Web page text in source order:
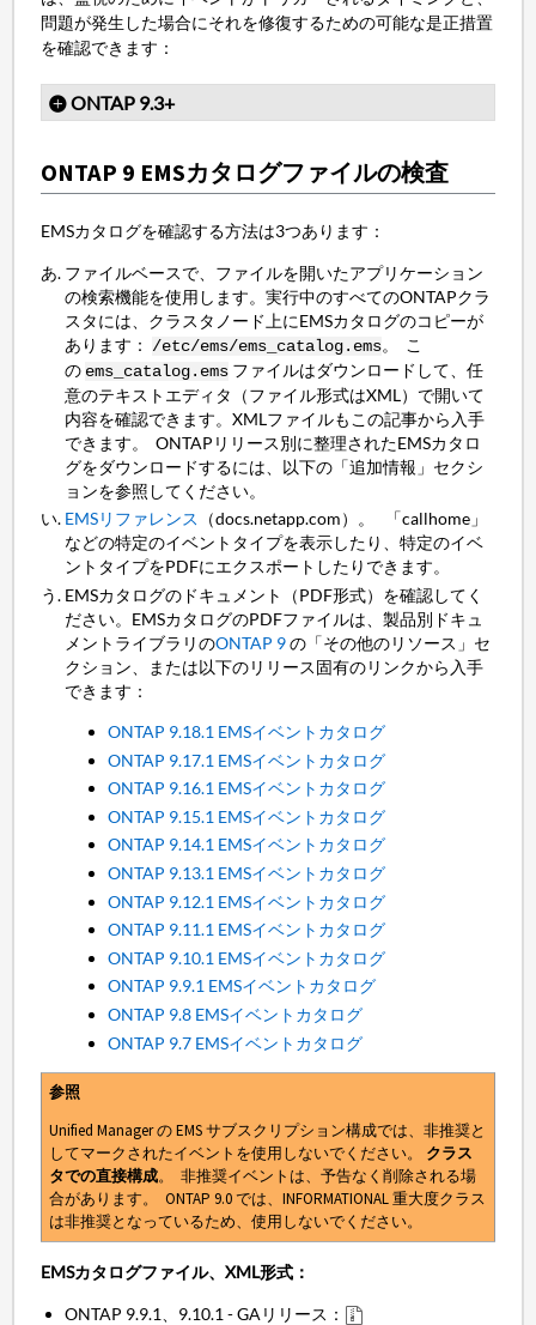
問題が発生した場合にそれを修復するための可能な是正措置
を確認できます：
ONTAP 9.3+
ONTAP 9 EMSカタログファイルの検査
EMSカタログを確認する方法は3つあります：
ファイルベースで、ファイルを開いたアプリケーション
の検索機能を使用します。実行中のすべてのONTAPクラ
スタには、クラスタノード上にEMSカタログのコピーが
あります： /etc/ems/ems_catalog.ems。 こ
の ems_catalog.ems ファイルはダウンロードして、任
意のテキストエディタ（ファイル形式はXML）で開いて
内容を確認できます。XMLファイルもこの記事から入手
できます。 ONTAPリリース別に整理されたEMSカタロ
グをダウンロードするには、以下の「追加情報」セクシ
ョンを参照してください。
EMSリファレンス
（docs.netapp.com）。 「callhome」
などの特定のイベントタイプを表示したり、特定のイベ
ントタイプをPDFにエクスポートしたりできます。
EMSカタログのドキュメント（PDF形式）を確認してく
ださい。EMSカタログのPDFファイルは、製品別ドキュ
メントライブラリのONTAP 9の「その他のリソース」セ
クション、または以下のリリース固有のリンクから入手
できます：
ONTAP 9.18.1 EMSイベントカタログ
ONTAP 9.17.1 EMSイベントカタログ
ONTAP 9.16.1 EMSイベントカタログ
ONTAP 9.15.1 EMSイベントカタログ
ONTAP 9.14.1 EMSイベントカタログ
ONTAP 9.13.1 EMSイベントカタログ
ONTAP 9.12.1 EMSイベントカタログ
ONTAP 9.11.1 EMSイベントカタログ
ONTAP 9.10.1 EMSイベントカタログ
ONTAP 9.9.1 EMSイベントカタログ
ONTAP 9.8 EMSイベントカタログ
ONTAP 9.7 EMSイベントカタログ
参照
Unified Manager の EMS サブスクリプション構成では、非推奨と
してマークされたイベントを使用しないでください。 クラス
タでの直接構成。 非推奨イベントは、予告なく削除される場
合があります。 ONTAP 9.0 では、INFORMATIONAL 重大度クラス
は非推奨となっているため、使用しないでください。
EMSカタログファイル、XML形式：
ONTAP 9.9.1、9.10.1 - GAリリース：